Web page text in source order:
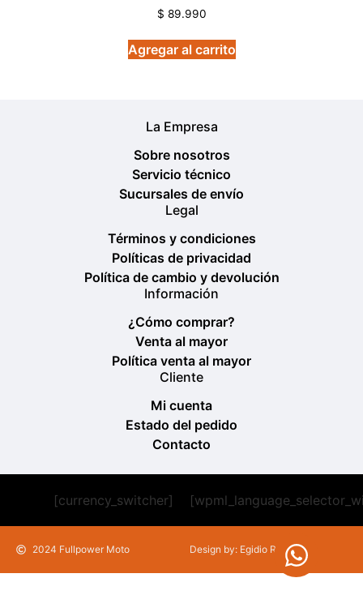
$ 89.990
Agregar al carrito
La Empresa
Sobre nosotros
Servicio técnico
Sucursales de envío
Legal
Términos y condiciones
Políticas de privacidad
Política de cambio y devolución
Información
¿Cómo comprar?
Venta al mayor
Política venta al mayor
Cliente
Mi cuenta
Estado del pedido
Contacto
[currency_switcher]
2024 Fullpower Moto Design by: Egidio Romeu